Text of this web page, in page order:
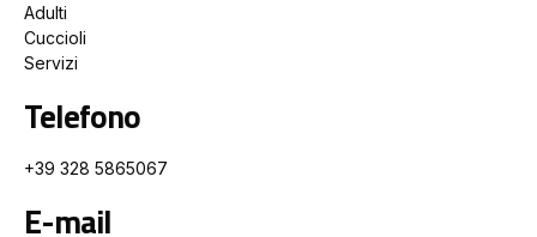
Adulti
Cuccioli
Servizi
Telefono
+39 328 5865067
E-mail